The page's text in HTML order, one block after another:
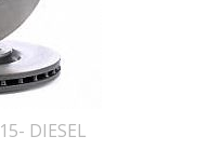
DIESEL